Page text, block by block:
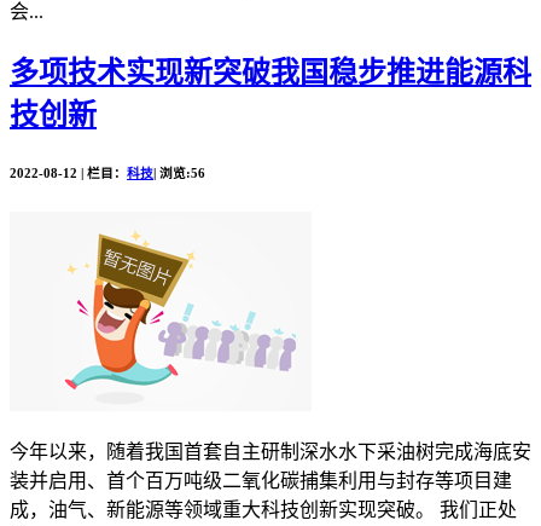
会...
多项技术实现新突破我国稳步推进能源科
技创新
2022-08-12 | 栏目： 科技 | 浏览:56
今年以来，随着我国首套自主研制深水水下采油树完成海底安
装并启用、首个百万吨级二氧化碳捕集利用与封存等项目建
成，油气、新能源等领域重大科技创新实现突破。 我们正处